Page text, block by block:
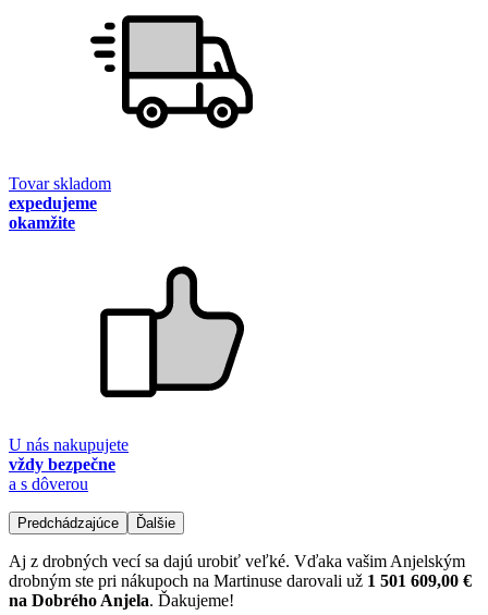
Tovar skladom
expedujeme
okamžite
U nás nakupujete
vždy bezpečne
a s dôverou
Predchádzajúce Ďalšie
Aj z drobných vecí sa dajú urobiť veľké. Vďaka vašim Anjelským
drobným ste pri nákupoch na Martinuse darovali už 1 501 609,00 €
na Dobrého Anjela. Ďakujeme!